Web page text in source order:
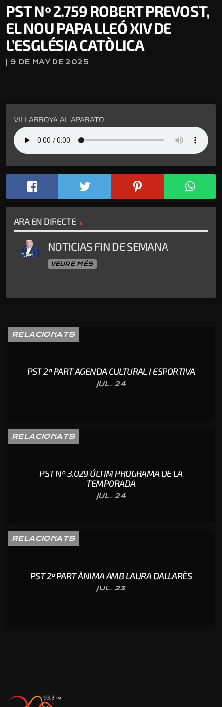
PST Nº 2.759 ROBERT PREVOST,
EL NOU PAPA LLEÓ XIV DE
L’ESGLÉSIA CATÒLICA
| 9 DE MAY DE 2025
VILLARROYA AL APARATO
ARA EN DIRECTE
NOTICIAS FIN DE SEMANA
VEURE MÉS
RELACIONATS
PST 2ª PART AGENDA CULTURAL I ESPORTIVA
JUL. 24
RELACIONATS
PST Nº 3.029 ÚLTIM PROGRAMA DE LA
TEMPORADA
JUL. 24
RELACIONATS
PST 2ª PART ÀNIMA AMB LAURA DALLARÈS
JUL. 23